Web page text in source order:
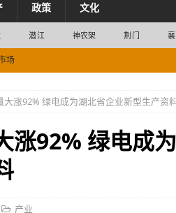
政策 文化
潜江 神农架 荆门
场
业
大涨92% 绿电成为湖北省企业新型生产资
涨92% 绿电成
产业